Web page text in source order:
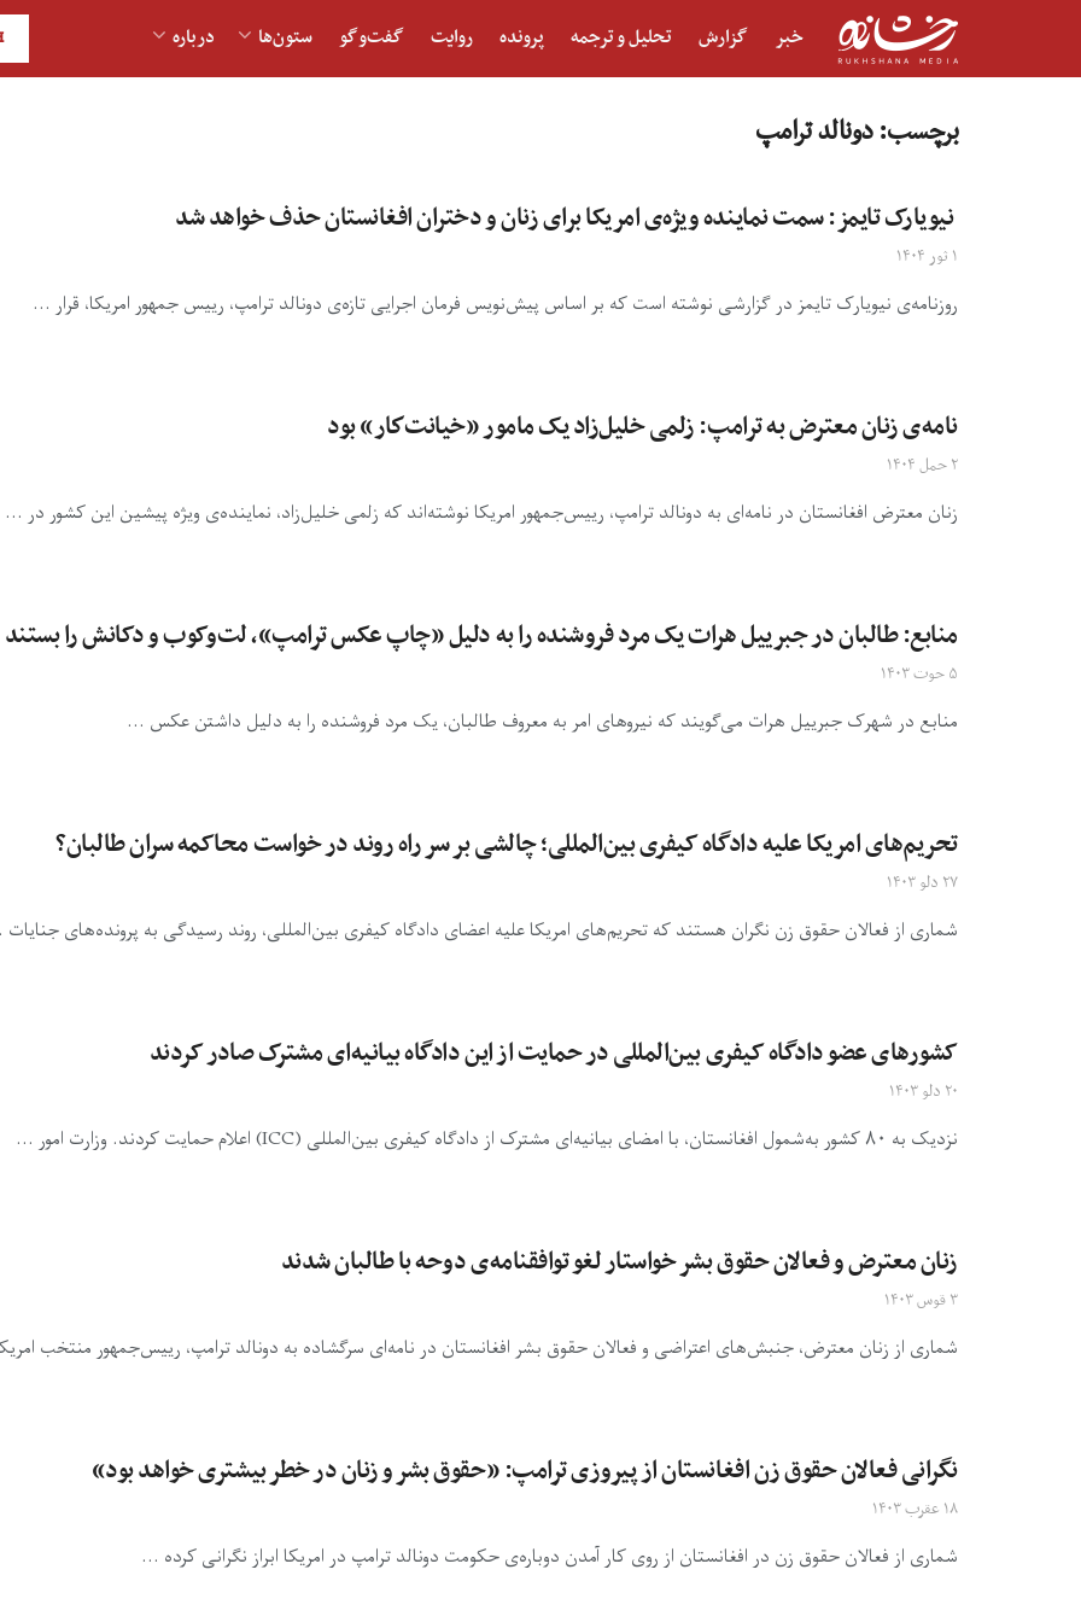
خبر گزارش تحلیل و ترجمه پرونده روایت گفت‌و‎گو ستون‌ها درباره
برچسب:دونالد ترامپ
نیویارک تایمز: سمت نماینده ویژه‌ی امریکا برای زنان و دختران افغانستان حذف خواهد شد
۱ ثور ۱۴۰۴
روزنامه‌ی نیویارک تایمز در گزارشی نوشته است که ‏بر اساس پیش‌نویس فرمان اجرایی تازه‌ی دونالد ترامپ، رییس جمهور امریکا، قرار ...
نامه‌ی زنان معترض به ترامپ: زلمی خلیل‌زاد یک مامور «خيانت‌كار» بود
۲ حمل ۱۴۰۴
زنان معترض افغانستان در نامه‌ای به دونالد ترامپ، رییس‌جمهور امریکا نوشته‌اند که زلمی خلیل‌زاد، نماینده‌ی ویژه پیشین این کشور در ...
منابع: طالبان در جبرییل هرات یک مرد فروشنده را به دلیل «چاپ عکس ترامپ»، لت‌وکوب و دکانش را بستند
۵ حوت ۱۴۰۳
منابع در شهرک جبرییل هرات می‌گویند که نیروهای امر به معروف طالبان، یک مرد فروشنده را به دلیل داشتن عکس ...
تحریم‌های امریکا علیه دادگاه کیفری بین‌المللی؛ چالشی بر سر راه روند در خواست محاکمه سران طالبان؟
۲۷ دلو ۱۴۰۳
شماری از فعالان حقوق زن نگران هستند که تحریم‌های امریکا علیه اعضای دادگاه کیفری بین‌المللی، روند رسیدگی به پرونده‌های
کشورهای عضو دادگاه کیفری بین‌المللی در حمایت از این دادگاه بیانیه‌ای مشترک صادر کردند
۲۰ دلو ۱۴۰۳
نزدیک به ۸۰ کشور به‌شمول افغانستان، با امضای بیانیه‌ای مشترک از دادگاه کیفری بین‌المللی (ICC) اعلام حمایت کردند‌. وزارت امور ...
زنان معترض و فعالان حقوق بشر خواستار لغو توافقنامه‌ی دوحه با طالبان شدند
۳ قوس ۱۴۰۳
شماری از زنان معترض، جنبش‌های اعتراضی و فعالان حقوق بشر افغانستان در نامه‌ای سرگشاده به دونالد ترامپ، رییس‌جمهور منتخب
نگرانی فعالان حقوق زن افغانستان از پیروزی ترامپ: «حقوق بشر و زنان در خطر بیشتری خواهد بود»
۱۸ عقرب ۱۴۰۳
شماری از فعالان حقوق زن در افغانستان از روی کار آمدن دوباره‌ی حکومت دونالد ترامپ در امریکا ابراز نگرانی کرده ...